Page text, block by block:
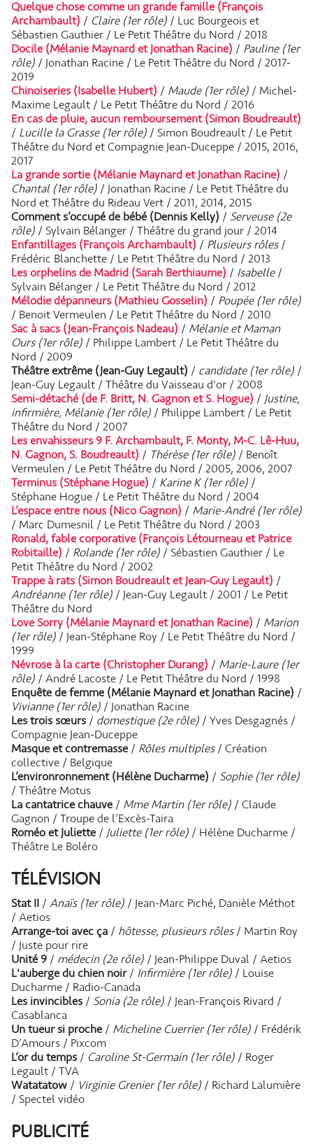
Quelque chose comme un grande famille (François
Archambault) / Claire (1er rôle)/ Luc Bourgeois et
Sébastien Gauthier / Le Petit Théâtre du Nord / 2018
Docile (Mélanie Maynard et Jonathan Racine) / Pauline (1er
rôle) / Jonathan Racine / Le Petit Théâtre du Nord / 2017-
2019
Chinoiseries (Isabelle Hubert) / Maude (1er rôle)/ Michel-
Maxime Legault / Le Petit Théâtre du Nord / 2016
En cas de pluie, aucun remboursement (Simon Boudreault)
/ Lucille la Grasse (1er rôle) / Simon Boudreault / Le Petit
Théâtre du Nord et Compagnie Jean-Duceppe / 2015, 2016,
2017
La grande sortie (Mélanie Maynard et Jonathan Racine) /
Chantal (1er rôle)/ Jonathan Racine / Le Petit Théâtre du
Nord et Théâtre du Rideau Vert / 2011, 2014, 2015
Comment s’occupé de bébé (Dennis Kelly) / Serveuse (2e
rôle)/ Sylvain Bélanger / Théâtre du grand jour / 2014
Enfantillages (François Archambault) / Plusieurs rôles/
Frédéric Blanchette / Le Petit Théâtre du Nord / 2013
Les orphelins de Madrid (Sarah Berthiaume) / Isabelle/
Sylvain Bélanger / Le Petit Théâtre du Nord / 2012
Mélodie dépanneurs (Mathieu Gosselin) / Poupée (1er rôle)
/ Benoit Vermeulen / Le Petit Théâtre du Nord / 2010
Sac à sacs (Jean-François Nadeau) / Mélanie et Maman
Ours (1er rôle)/ Philippe Lambert / Le Petit Théâtre du
Nord / 2009
Théâtre extrême (Jean-Guy Legault) / candidate (1er rôle)/
Jean-Guy Legault / Théâtre du Vaisseau d'or / 2008
Semi-détaché (de F. Britt, N. Gagnon et S. Hogue) / Justine,
infirmière, Mélanie (1er rôle)/ Philippe Lambert / Le Petit
Théâtre du Nord / 2007
Les envahisseurs 9 F. Archambault, F. Monty, M-C. Lê-Huu,
N. Gagnon, S. Boudreault) / Thérèse (1er rôle)/ Benoît
Vermeulen / Le Petit Théâtre du Nord / 2005, 2006, 2007
Terminus (Stéphane Hogue) / Karine K (1er rôle)/
Stéphane Hogue / Le Petit Théâtre du Nord / 2004
L’espace entre nous (Nico Gagnon) / Marie-André (1er rôle)
/ Marc Dumesnil / Le Petit Théâtre du Nord / 2003
Ronald, fable corporative (François Létourneau et Patrice
Robitaille) / Rolande (1er rôle)/ Sébastien Gauthier / Le
Petit Théâtre du Nord / 2002
Trappe à rats (Simon Boudreault et Jean-Guy Legault) /
Andréanne (1er rôle)/ Jean-Guy Legault / 2001 / Le Petit
Théâtre du Nord
Love Sorry (Mélanie Maynard et Jonathan Racine) / Marion
(1er rôle)/ Jean-Stéphane Roy / Le Petit Théâtre du Nord /
1999
Névrose à la carte (Christopher Durang) / Marie-Laure (1er
rôle)/ André Lacoste / Le Petit Théâtre du Nord / 1998
Enquête de femme (Mélanie Maynard et Jonathan Racine) /
Vivianne (1er rôle)/ Jonathan Racine
Les trois sœurs / domestique (2e rôle)/ Yves Desgagnés /
Compagnie Jean-Duceppe
Masque et contremasse / Rôles multiples/ Création
collective / Belgique
L’environronnement (Hélène Ducharme) / Sophie (1er rôle)
/ Théâtre Motus
La cantatrice chauve / Mme Martin (1er rôle)/ Claude
Gagnon / Troupe de l’Excès-Taira
Roméo et Juliette / Juliette (1er rôle)/ Hélène Ducharme /
Théâtre Le Boléro
TÉLÉVISION
Stat II/ Anaïs (1er rôle)/ Jean-Marc Piché, Danièle Méthot
/ Aetios
Arrange-toi avec ça/ hôtesse, plusieurs rôles/ Martin Roy
/ Juste pour rire
Unité 9/ médecin (2e rôle)/ Jean-Philippe Duval / Aetios
L'auberge du chien noir/ Infirmière (1er rôle)/ Louise
Ducharme / Radio-Canada
Les invincibles / Sonia (2e rôle) / Jean-François Rivard /
Casablanca
Un tueur si proche / Micheline Cuerrier (1er rôle)/ Frédérik
D’Amours / Pixcom
L’or du temps / Caroline St-Germain (1er rôle)/ Roger
Legault / TVA
Watatatow / Virginie Grenier (1er rôle)/ Richard Lalumière
/ Spectel vidéo
PUBLICITÉ